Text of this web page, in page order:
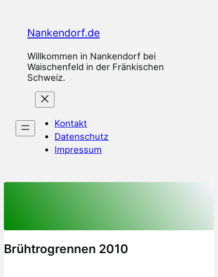
springenNankendorf.de
Willkommen in Nankendorf bei
Waischenfeld in der Fränkischen
Schweiz.
Kontakt
Datenschutz
Impressum
Brühtrogrennen 2010